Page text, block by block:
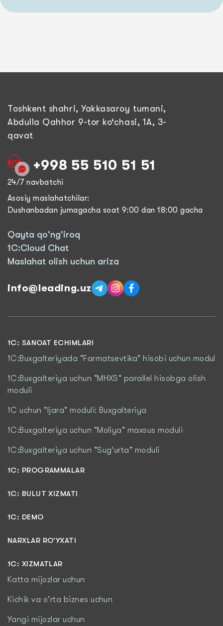
Toshkent shahri, Yakkasaroy tumani,
Abdulla Qahhor 9-tor ko‘chasi, 1A, 3-
qavat
+998 55 510 51 51
24/7 navbatchi
Asosiy maslahatchilar:
Dushanbadan jumagacha soat 9:00 dan 18:00 gacha
Qayta qo'ng'iroq
1C:Cloud Chat
Maslahat olish uchun ariza
info@leading.uz
1C: SANOAT ECHIMLARI
1C:Buxgalteriyada "Farmatsevtika" hisobi uchun modul
1C:Buxgalteriya uchun "MHXS" parallel hisobga olish
moduli
1C uchun "Ijara" moduli: Buxgalteriya
1C:Buxgalteriya uchun "Moliya" maxsus moduli
1C:Buxgalteriya uchun "Sug‘urta" moduli
1С: PROGRAMMALAR
1C: BULUT XIZMATI
1C: DEMO
NARXLAR RO'YXATI
1С: XIZMATLAR
Katta mijozlar uchun
Kichik va o'rta biznes uchun
Yangi mijozlar uchun